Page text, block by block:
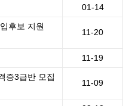
01-14
후보 지원
11-20
11-19
증3급반 모집
11-09